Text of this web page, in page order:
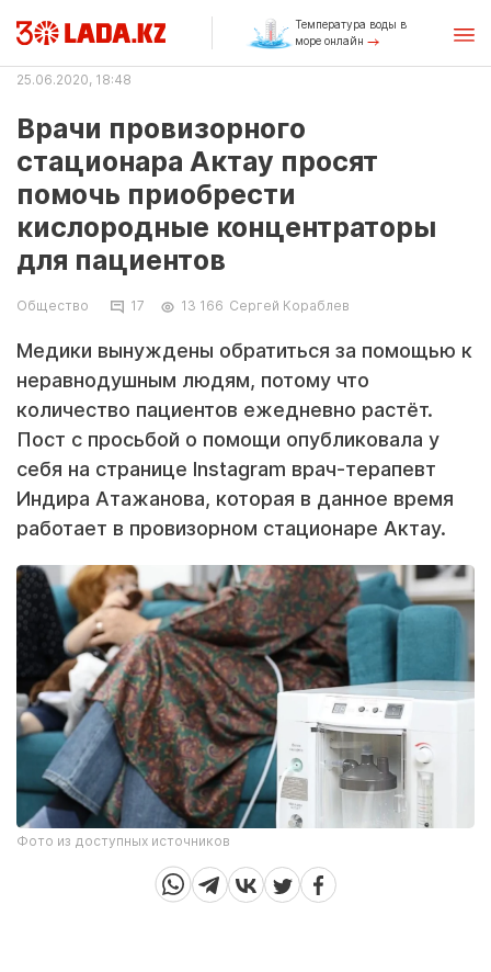
Температура воды в
море онлайн
25.06.2020, 18:48
Врачи провизорного
стационара Актау просят
помочь приобрести
кислородные концентраторы
для пациентов
Общество 17 13 166 Сергей Кораблев
Медики вынуждены обратиться за помощью к
неравнодушным людям, потому что
количество пациентов ежедневно растёт.
Пост с просьбой о помощи опубликовала у
себя на странице Instagram врач-терапевт
Индира Атажанова, которая в данное время
работает в провизорном стационаре Актау.
Фото из доступных источников